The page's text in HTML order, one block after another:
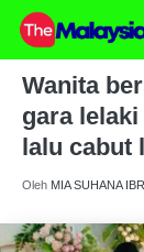
Skip
content
Wanita
gara
lalu cabut
Oleh MIA SUHANA